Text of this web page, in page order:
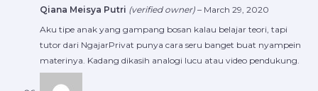
Qiana Meisya Putri (verified owner) – March 29, 2020
Aku tipe anak yang gampang bosan kalau belajar teori, tapi
tutor dari NgajarPrivat punya cara seru banget buat nyampein
materinya. Kadang dikasih analogi lucu atau video pendukung.